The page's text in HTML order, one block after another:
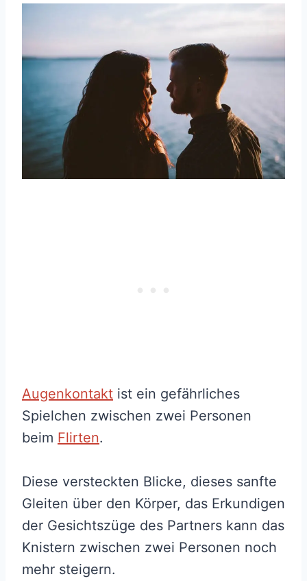
Augenkontakt ist ein gefährliches
Spielchen zwischen zwei Personen
beim Flirten.
Diese versteckten Blicke, dieses sanfte
Gleiten über den Körper, das Erkundigen
der Gesichtszüge des Partners kann das
Knistern zwischen zwei Personen noch
mehr steigern.